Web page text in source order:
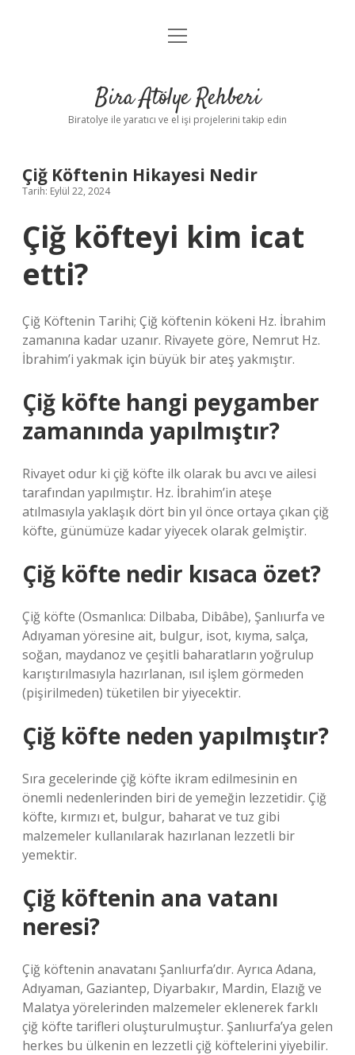
Anasayfa
Yasal Uyarı
menüyü
Bira Atölye Rehberi
Biratolye ile yaratıcı ve el işi projelerini takip edin
Çiğ Köftenin Hikayesi Nedir
Tarih: Eylül 22, 2024
Çiğ köfteyi kim icat
etti?
Çiğ Köftenin Tarihi; Çiğ köftenin kökeni Hz. İbrahim
zamanına kadar uzanır. Rivayete göre, Nemrut Hz.
İbrahim’i yakmak için büyük bir ateş yakmıştır.
Çiğ köfte hangi peygamber
zamanında yapılmıştır?
Rivayet odur ki çiğ köfte ilk olarak bu avcı ve ailesi
tarafından yapılmıştır. Hz. İbrahim’in ateşe
atılmasıyla yaklaşık dört bin yıl önce ortaya çıkan çiğ
köfte, günümüze kadar yiyecek olarak gelmiştir.
Çiğ köfte nedir kısaca özet?
Çiğ köfte (Osmanlıca: Dilbaba, Dibâbe), Şanlıurfa ve
Adıyaman yöresine ait, bulgur, isot, kıyma, salça,
soğan, maydanoz ve çeşitli baharatların yoğrulup
karıştırılmasıyla hazırlanan, ısıl işlem görmeden
(pişirilmeden) tüketilen bir yiyecektir.
Çiğ köfte neden yapılmıştır?
Sıra gecelerinde çiğ köfte ikram edilmesinin en
önemli nedenlerinden biri de yemeğin lezzetidir. Çiğ
köfte, kırmızı et, bulgur, baharat ve tuz gibi
malzemeler kullanılarak hazırlanan lezzetli bir
yemektir.
Çiğ köftenin ana vatanı
neresi?
Çiğ köftenin anavatanı Şanlıurfa’dır. Ayrıca Adana,
Adıyaman, Gaziantep, Diyarbakır, Mardin, Elazığ ve
Malatya yörelerinden malzemeler eklenerek farklı
çiğ köfte tarifleri oluşturulmuştur. Şanlıurfa’ya gelen
herkes bu ülkenin en lezzetli çiğ köftelerini yiyebilir.